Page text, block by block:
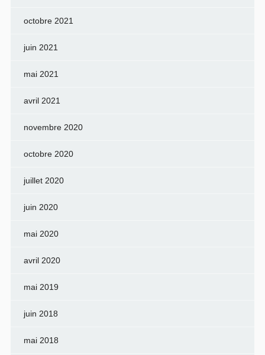
octobre 2021
juin 2021
mai 2021
avril 2021
novembre 2020
octobre 2020
juillet 2020
juin 2020
mai 2020
avril 2020
mai 2019
juin 2018
mai 2018